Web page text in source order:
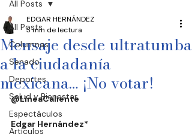
All Posts
Columnas
Senado
Deportes
Salud y Bienestar
Espectáculos
Artículos
All Posts
Mensaje desde ultratumba
a la ciudadanía
mexicana… ¡No votar!
EDGAR HERNÁNDEZ
3 min de lectura
@LineaCaliente
Edgar Hernández*